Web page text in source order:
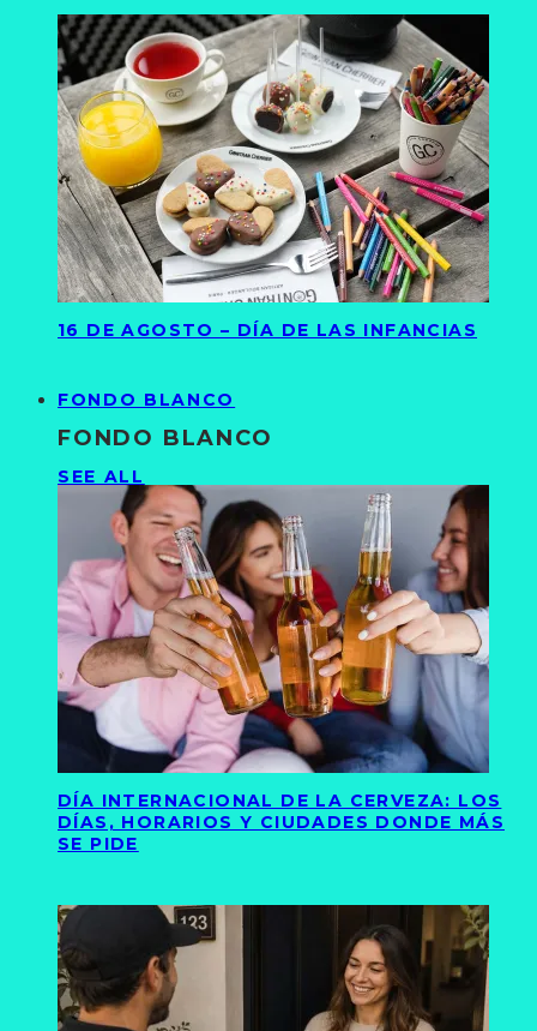
16 DE AGOSTO – DÍA DE LAS INFANCIAS
FONDO BLANCO
FONDO BLANCO
SEE ALL
DÍA INTERNACIONAL DE LA CERVEZA: LOS
DÍAS, HORARIOS Y CIUDADES DONDE MÁS
SE PIDE